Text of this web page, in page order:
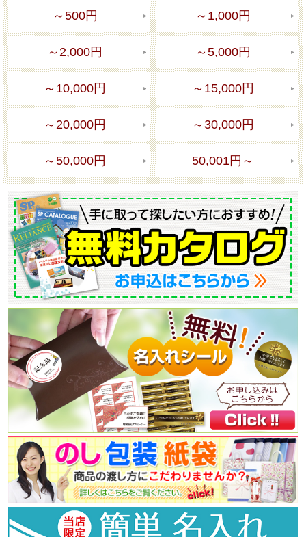
～500円 ～1,000円
～2,000円 ～5,000円
～10,000円 ～15,000円
～20,000円 ～30,000円
～50,000円 50,001円～